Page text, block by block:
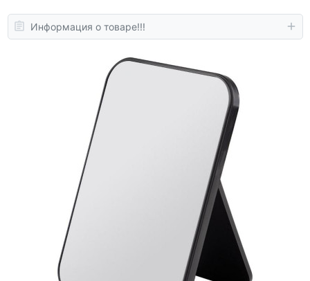
Информация о товаре!!!